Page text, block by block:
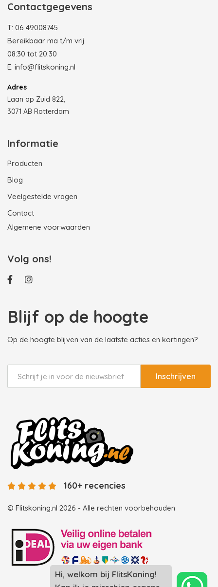
Hi, welkom bij FlitsKoning!
Contactgegevens
T: 06 49008745
Bereikbaar ma t/m vrij
08:30 tot 20:30
E: info@flitskoning.nl
Adres
Laan op Zuid 822,
3071 AB Rotterdam
Informatie
Producten
Blog
Veelgestelde vragen
Contact
Algemene voorwaarden
Volg ons!
Blijf op de hoogte
Op de hoogte blijven van de laatste acties en kortingen?
Inschrijven
© Flitskoning.nl 2026 - Alle rechten voorbehouden
160+ recencies
Landingspagina overzicht photobooths